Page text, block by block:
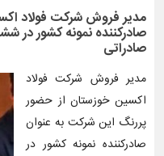
مدیر فروش شرکت فولاد
صادرکننده نمونه کشور در
صادراتی
مدیر فروش شرکت فولاد
اکسین خوزستان از حضور
پررنگ این شرکت به عنوان
صادرکننده نمونه کشور در